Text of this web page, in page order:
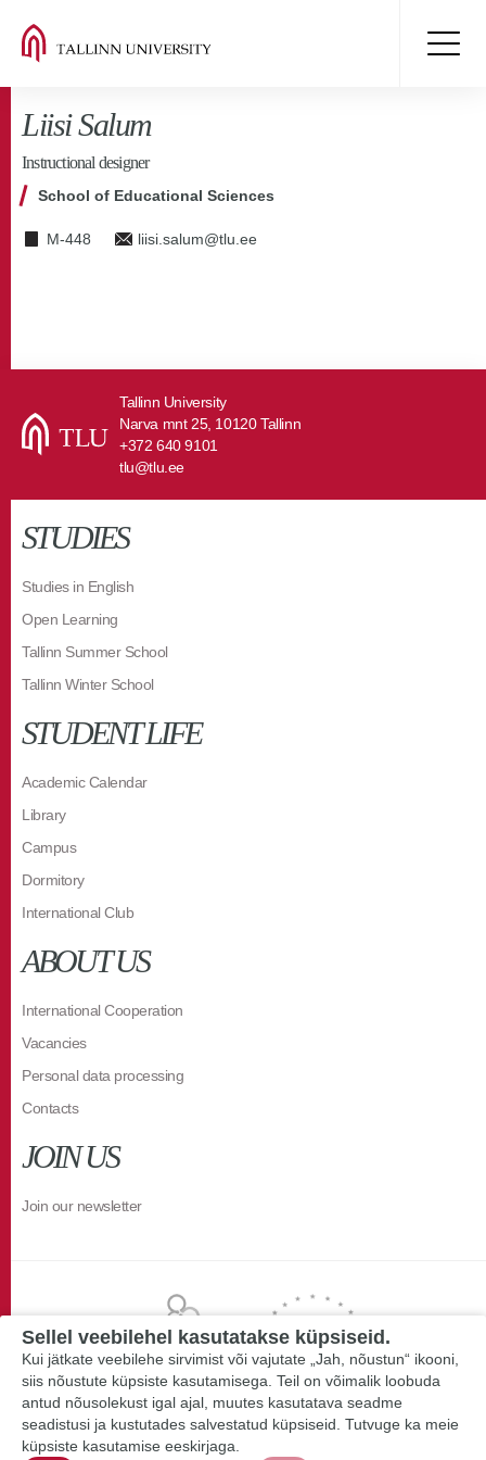
Liisi Salum
Instructional designer
School of Educational Sciences
M-448 liisi.salum@tlu.ee
Tallinn University
Narva mnt 25, 10120 Tallinn
+372 640 9101
tlu@tlu.ee
STUDIES
Studies in English
Open Learning
Tallinn Summer School
Tallinn Winter School
STUDENT LIFE
Academic Calendar
Library
Campus
Dormitory
International Club
ABOUT US
International Cooperation
Vacancies
Personal data processing
Contacts
JOIN US
Join our newsletter
Sellel veebilehel kasutatakse küpsiseid.
Kui jätkate veebilehe sirvimist või vajutate „Jah, nõustun“ ikooni,
siis nõustute küpsiste kasutamisega. Teil on võimalik loobuda
antud nõusolekust igal ajal, muutes kasutatava seadme
seadistusi ja kustutades salvestatud küpsiseid. Tutvuge ka meie
küpsiste kasutamise eeskirjaga.